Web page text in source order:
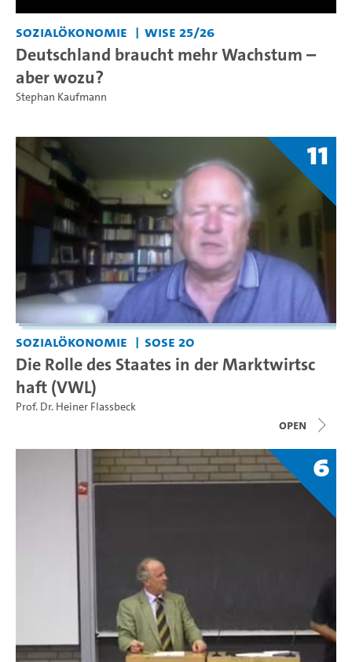
Sozialökonomie WiSe 25/26
Deutschland braucht mehr Wachstum – ​
aber wozu?​
Stephan Kaufmann
11
Sozialökonomie SoSe 20
Die Rolle des Staates in der Marktwirtsc
haft (VWL)
Prof. Dr. Heiner Flassbeck
open
6